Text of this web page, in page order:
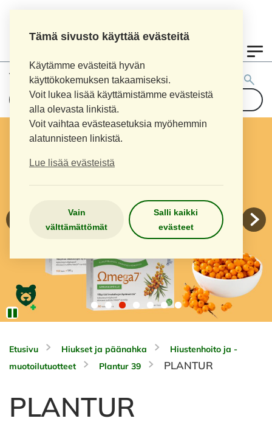
Tämä sivusto käyttää evästeitä
Käytämme evästeitä hyvän
käyttökokemuksen takaamiseksi.
Voit lukea lisää käyttämistämme evästeistä
alla olevasta linkistä.
Voit vaihtaa evästeasetuksia myöhemmin
alatunnisteen linkistä.
Lue lisää evästeistä
Vain
välttämättömät
Salli kaikki
evästeet
Tuotehaku:
Etusivu Hiukset ja päänahka
Hiustenhoito ja -
muotoilutuotteet
Plantur 39 PLANTUR
PLANTUR